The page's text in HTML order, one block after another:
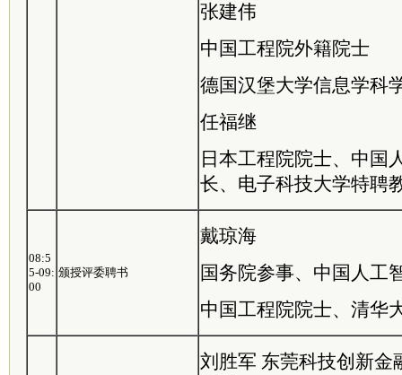
张建伟
中国工程院外籍院士
德国汉堡大学信息学科
任福继
日本工程院院士、中国
长、电子科技大学特聘
08:5
5-09:
00
颁授评委聘书
戴琼海
国务院参事、中国人工
中国工程院院士、清华
刘胜军 东莞科技创新金